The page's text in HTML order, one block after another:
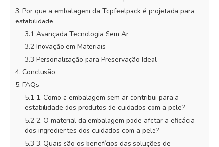
3. Por que a embalagem da Topfeelpack é projetada para
estabilidade
3.1 Avançada Tecnologia Sem Ar
3.2 Inovação em Materiais
3.3 Personalização para Preservação Ideal
4. Conclusão
5. FAQs
5.1 1. Como a embalagem sem ar contribui para a
estabilidade dos produtos de cuidados com a pele?
5.2 2. O material da embalagem pode afetar a eficácia
dos ingredientes dos cuidados com a pele?
5.3 3. Quais são os benefícios das soluções de